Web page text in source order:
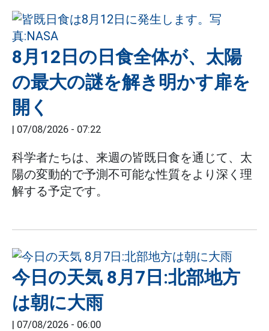
8月12日の日食全体が、太陽
の最大の謎を解き明かす扉を
開く
| 07/08/2026 - 07:22
科学者たちは、来週の皆既日食を通じて、太
陽の変動的で予測不可能な性質をより深く理
解する予定です。
今日の天気 8月7日:北部地方
は朝に大雨
| 07/08/2026 - 06:00